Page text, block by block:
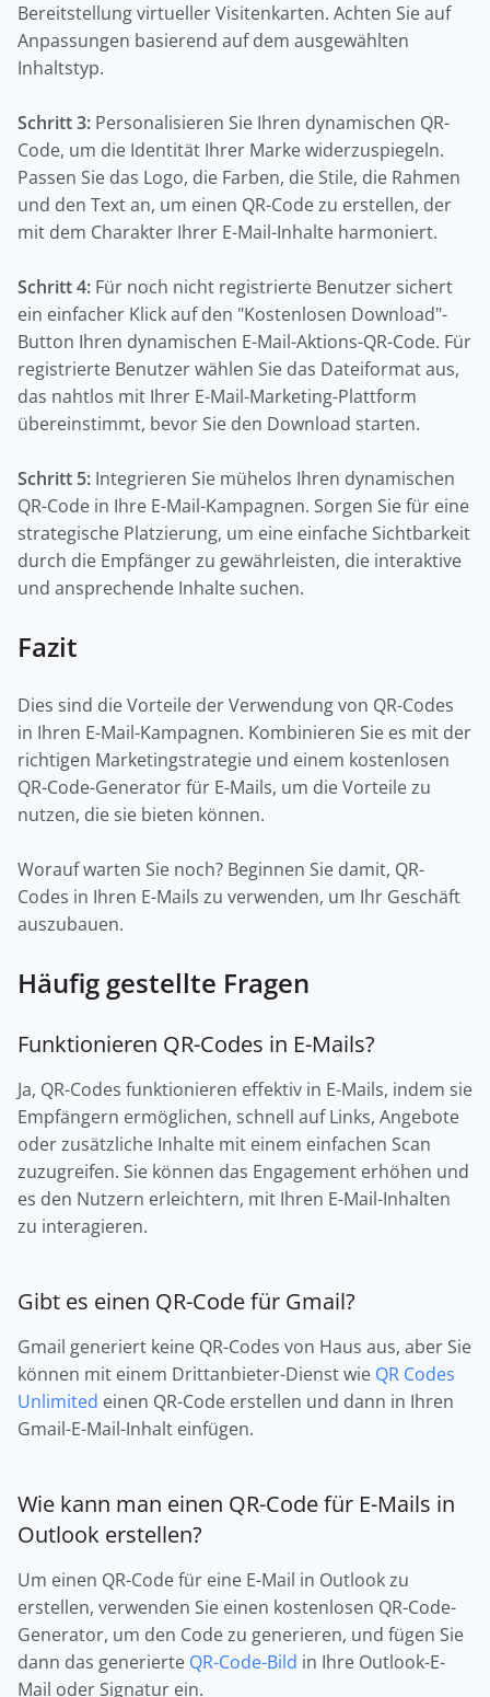
Bereitstellung virtueller Visitenkarten. Achten Sie auf
Anpassungen basierend auf dem ausgewählten
Inhaltstyp.
Schritt 3: Personalisieren Sie Ihren dynamischen QR-
Code, um die Identität Ihrer Marke widerzuspiegeln.
Passen Sie das Logo, die Farben, die Stile, die Rahmen
und den Text an, um einen QR-Code zu erstellen, der
mit dem Charakter Ihrer E-Mail-Inhalte harmoniert.
Schritt 4: Für noch nicht registrierte Benutzer sichert
ein einfacher Klick auf den "Kostenlosen Download"-
Button Ihren dynamischen E-Mail-Aktions-QR-Code. Für
registrierte Benutzer wählen Sie das Dateiformat aus,
das nahtlos mit Ihrer E-Mail-Marketing-Plattform
übereinstimmt, bevor Sie den Download starten.
Schritt 5: Integrieren Sie mühelos Ihren dynamischen
QR-Code in Ihre E-Mail-Kampagnen. Sorgen Sie für eine
strategische Platzierung, um eine einfache Sichtbarkeit
durch die Empfänger zu gewährleisten, die interaktive
und ansprechende Inhalte suchen.
Fazit
Dies sind die Vorteile der Verwendung von QR-Codes
in Ihren E-Mail-Kampagnen. Kombinieren Sie es mit der
richtigen Marketingstrategie und einem kostenlosen
QR-Code-Generator für E-Mails, um die Vorteile zu
nutzen, die sie bieten können.
Worauf warten Sie noch? Beginnen Sie damit, QR-
Codes in Ihren E-Mails zu verwenden, um Ihr Geschäft
auszubauen.
Häufig gestellte Fragen
Funktionieren QR-Codes in E-Mails?
Ja, QR-Codes funktionieren effektiv in E-Mails, indem sie
Empfängern ermöglichen, schnell auf Links, Angebote
oder zusätzliche Inhalte mit einem einfachen Scan
zuzugreifen. Sie können das Engagement erhöhen und
es den Nutzern erleichtern, mit Ihren E-Mail-Inhalten
zu interagieren.
Gibt es einen QR-Code für Gmail?
Gmail generiert keine QR-Codes von Haus aus, aber Sie
können mit einem Drittanbieter-Dienst wie QR Codes
Unlimited einen QR-Code erstellen und dann in Ihren
Gmail-E-Mail-Inhalt einfügen.
Wie kann man einen QR-Code für E-Mails in
Outlook erstellen?
Um einen QR-Code für eine E-Mail in Outlook zu
erstellen, verwenden Sie einen kostenlosen QR-Code-
Generator, um den Code zu generieren, und fügen Sie
dann das generierte QR-Code-Bild in Ihre Outlook-E-
Mail oder Signatur ein.